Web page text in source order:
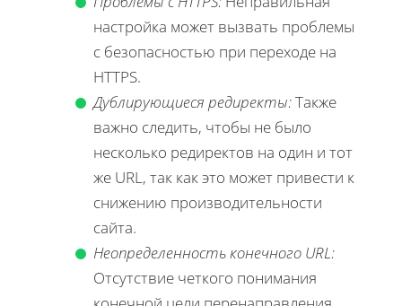
настройка может вызвать проблемы
с безопасностью при переходе на
HTTPS.
Дублирующиеся редиректы:Также
важно следить, чтобы не было
несколько редиректов на один и тот
же URL, так как это может привести к
снижению производительности
сайта.
Неопределенность конечного URL:
Отсутствие четкого понимания